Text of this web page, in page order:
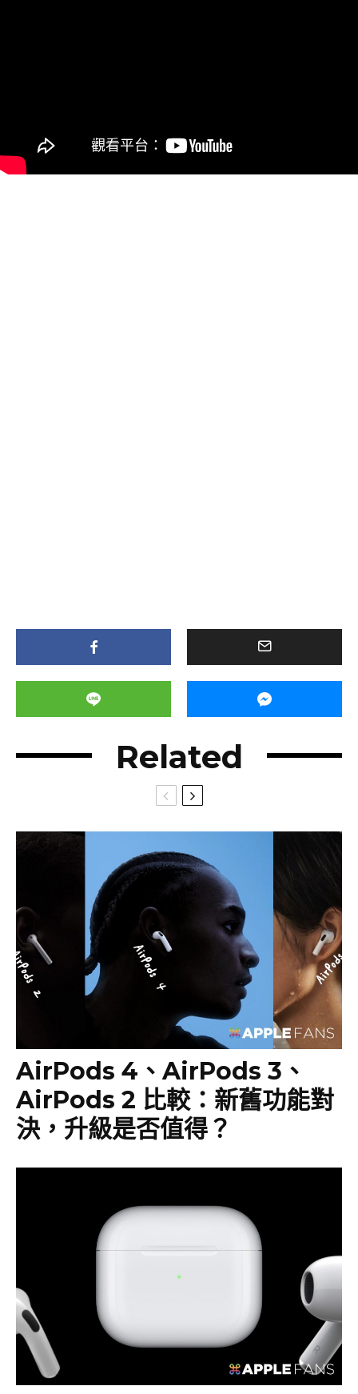
Related
AirPods 4、AirPods 3、
AirPods 2 比較：新舊功能對
決，升級是否值得？